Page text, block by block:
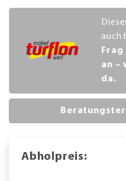
auch
an –
da.
Abholpreis: